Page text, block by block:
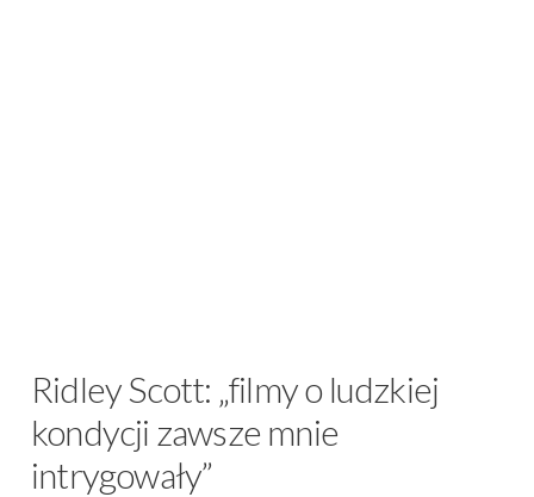
Ridley Scott: „filmy o ludzkiej
kondycji zawsze mnie
intrygowały”